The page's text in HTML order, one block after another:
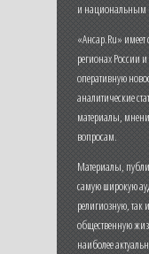
и национальным
«Ансар.Ru»
регионах России
оперативную
аналитические
материалы,
вопросам.
Материалы,
самую широкую
религиозную, так
общественную
наиболее